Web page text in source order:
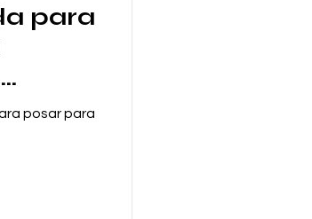
para
posar para